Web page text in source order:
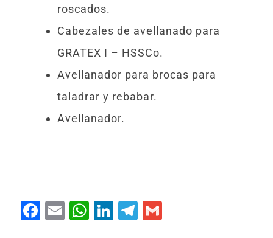
roscados.
Cabezales de avellanado para
GRATEX I – HSSCo.
Avellanador para brocas para
taladrar y rebabar.
Avellanador.
F
E
W Li
T